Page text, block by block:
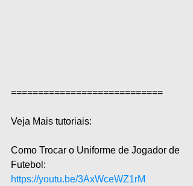
============================
Veja Mais tutoriais:
Como Trocar o Uniforme de Jogador de
Futebol:
https://youtu.be/3AxWceWZ1rM